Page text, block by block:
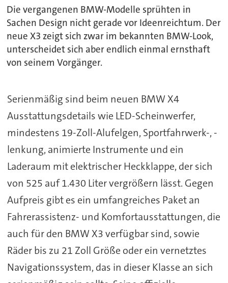
Die vergangenen BMW-Modelle sprühten in
Sachen Design nicht gerade vor Ideenreichtum. Der
neue X3 zeigt sich zwar im bekannten BMW-Look,
unterscheidet sich aber endlich einmal ernsthaft
von seinem Vorgänger.
Serienmäßig sind beim neuen BMW X4
Ausstattungsdetails wie LED-Scheinwerfer,
mindestens 19-Zoll-Alufelgen, Sportfahrwerk-, -
lenkung, animierte Instrumente und ein
Laderaum mit elektrischer Heckklappe, der sich
von 525 auf 1.430 Liter vergrößern lässt. Gegen
Aufpreis gibt es ein umfangreiches Paket an
Fahrerassistenz- und Komfortausstattungen, die
auch für den BMW X3 verfügbar sind, sowie
Räder bis zu 21 Zoll Größe oder ein vernetztes
Navigationssystem, das in dieser Klasse an sich